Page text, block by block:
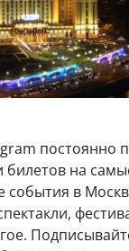
участие
увидят